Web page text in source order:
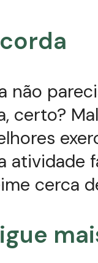
não
certo?
atividade
cerca